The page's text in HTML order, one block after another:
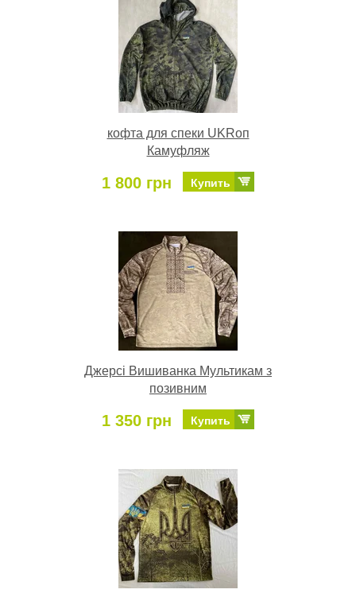
кофта для спеки UKRоп
Камуфляж
1 800 грн Купить
Джерсі Вишиванка Мультикам з
позивним
1 350 грн Купить